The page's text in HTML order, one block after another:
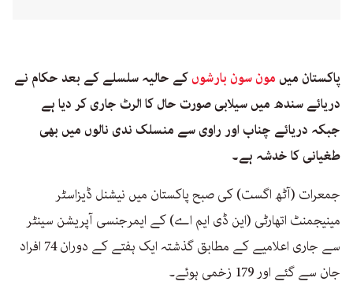
پاکستان میں مون سون بارشوںکے حالیہ سلسلے کے بعد حکام نے
دریائے سندھ میں سیلابی صورت حال کا الرٹ جاری کر دیا ہے
جبکہ دریائے چناب اور راوی سے منسلک ندی نالوں میں بھی
طغیانی کا خدشہ ہے۔
جمعرات (آٹھ اگست) کی صبح پاکستان میں نیشنل ڈیزاسٹر
مینیجمنٹ اتھارٹی (این ڈی ایم اے) کے ایمرجنسی آپریشن سینٹر
سے جاری اعلامیے کے مطابق گذشتہ ایک ہفتے کے دوران 74 افراد
جان سے گئے اور 179 زخمی ہوئے۔